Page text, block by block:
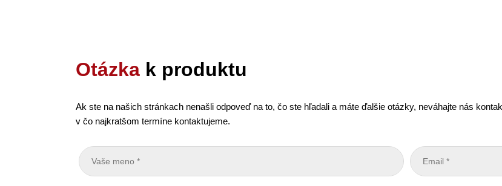
Otázka k produktu
Ak ste na našich stránkach nenašli odpoveď na to, čo ste hľadali a máte ďalšie otázky, neváhajte nás
v čo najkratšom termíne kontaktujeme.